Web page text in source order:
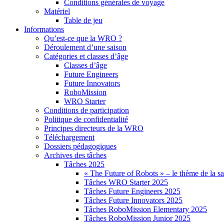
Conditions générales de voyage
Matériel
Table de jeu
Informations
Qu’est-ce que la WRO ?
Déroulement d’une saison
Catégories et classes d’âge
Classes d’âge
Future Engineers
Future Innovators
RoboMission
WRO Starter
Conditions de participation
Politique de confidentialité
Principes directeurs de la WRO
Téléchargement
Dossiers pédagogiques
Archives des tâches
Tâches 2025
« The Future of Robots » – le thème de la
Tâches WRO Starter 2025
Tâches Future Engineers 2025
Tâches Future Innovators 2025
Tâches RoboMission Elementary 2025
Tâches RoboMission Junior 2025